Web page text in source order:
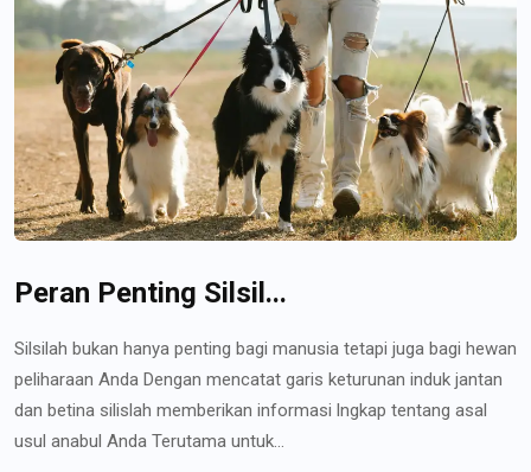
Peran Penting Silsil...
Silsilah bukan hanya penting bagi manusia tetapi juga bagi hewan
peliharaan Anda Dengan mencatat garis keturunan induk jantan
dan betina silislah memberikan informasi lngkap tentang asal
usul anabul Anda Terutama untuk...